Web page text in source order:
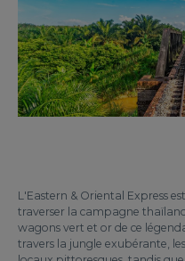
L'Eastern & Oriental Express
traverser la campagne
wagons vert et or de ce
travers la jungle exubérante,